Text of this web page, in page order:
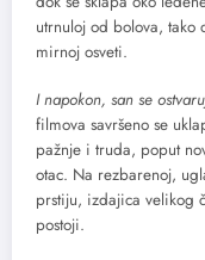
utrnuloj od bolova, tako
mirnoj osveti.
I napokon, san se
filmova savršeno se
pažnje i truda, poput
otac. Na rezbarenoj,
prstiju, izdajica velikog
postoji.